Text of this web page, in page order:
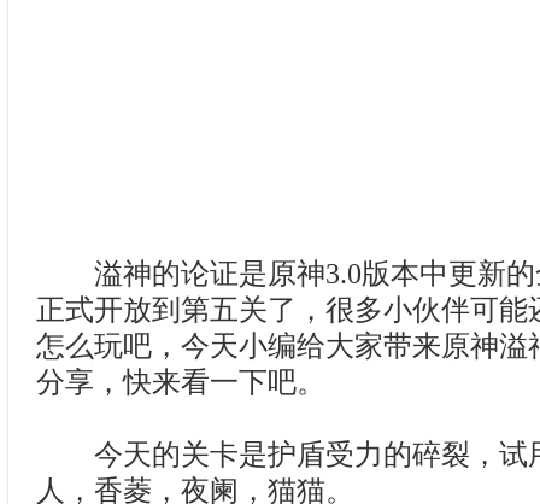
溢神的论证是原神3.0版本中更新的
正式开放到第五关了，很多小伙伴可能
怎么玩吧，今天小编给大家带来原神溢
分享，快来看一下吧。
今天的关卡是护盾受力的碎裂，试
人，香菱，夜阑，猫猫。